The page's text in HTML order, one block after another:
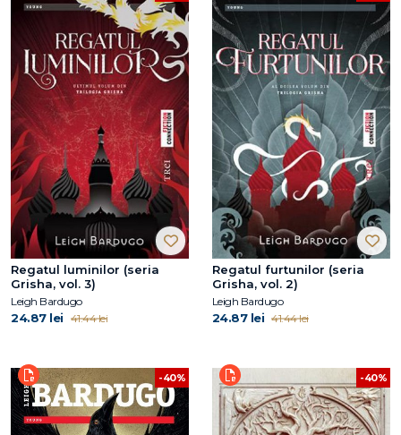
Regatul luminilor (seria
Grisha, vol. 3)
Leigh Bardugo
24.87 lei 41.44 lei
Regatul furtunilor (seria
Grisha, vol. 2)
Leigh Bardugo
24.87 lei 41.44 lei
-40% -40%